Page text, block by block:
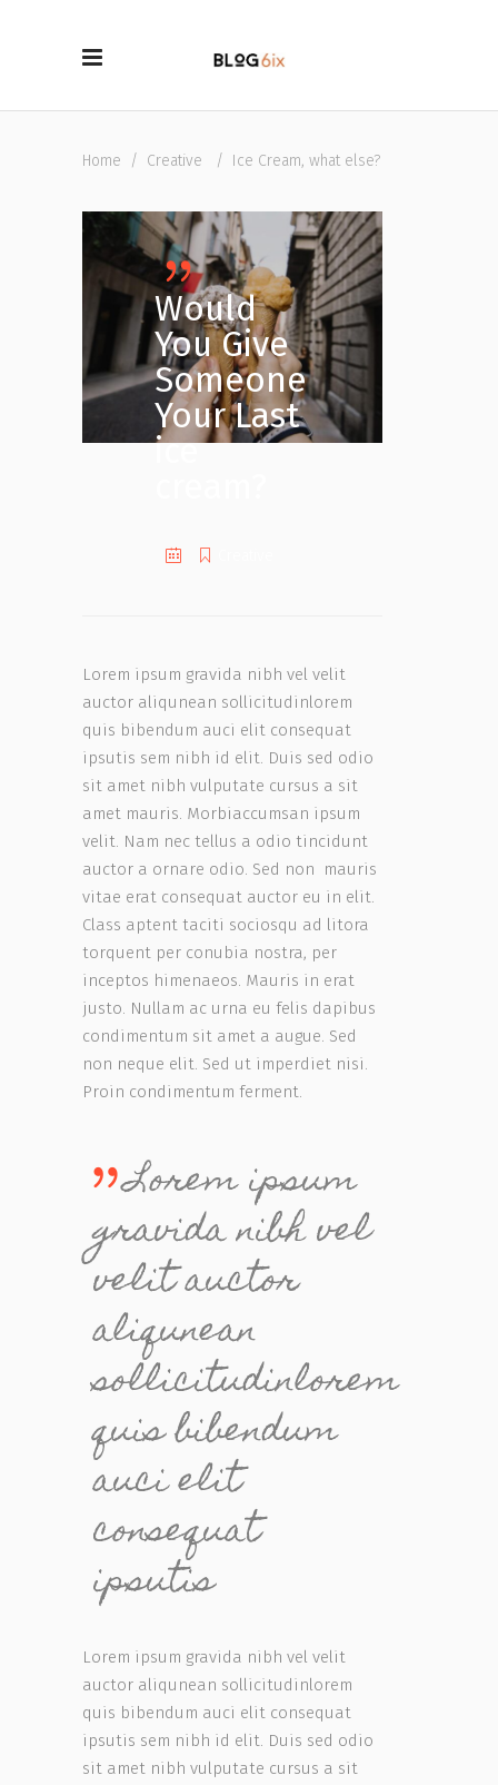
Home / Creative / Ice Cream, what else?
Would
You Give
Someone
Your Last
ice
Lorem ipsum gravida nibh vel velit
auctor aliqunean sollicitudinlorem
quis bibendum auci elit consequat
ipsutis sem nibh id elit. Duis sed odio
sit amet nibh vulputate cursus a sit
amet mauris. Morbiaccumsan ipsum
velit. Nam nec tellus a odio tincidunt
auctor a ornare odio. Sed non mauris
vitae erat consequat auctor eu in elit.
Class aptent taciti sociosqu ad litora
torquent per conubia nostra, per
inceptos himenaeos. Mauris in erat
justo. Nullam ac urna eu felis dapibus
condimentum sit amet a augue. Sed
non neque elit. Sed ut imperdiet nisi.
Proin condimentum ferment.
Lorem ipsum
gravida nibh vel
velit auctor
aliqunean
sollicitudinlorem
quis bibendum
auci elit
consequat
ipsutis
Lorem ipsum gravida nibh vel velit
auctor aliqunean sollicitudinlorem
quis bibendum auci elit consequat
ipsutis sem nibh id elit. Duis sed odio
sit amet nibh vulputate cursus a sit